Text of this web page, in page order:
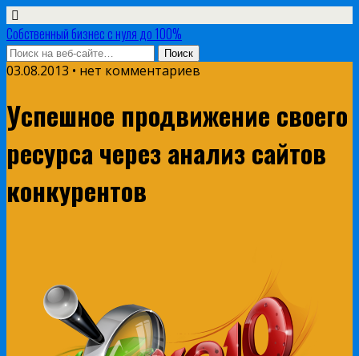
Собственный бизнес с нуля до 100%
03.08.2013 • нет комментариев
Успешное продвижение своего
ресурса через анализ сайтов
конкурентов